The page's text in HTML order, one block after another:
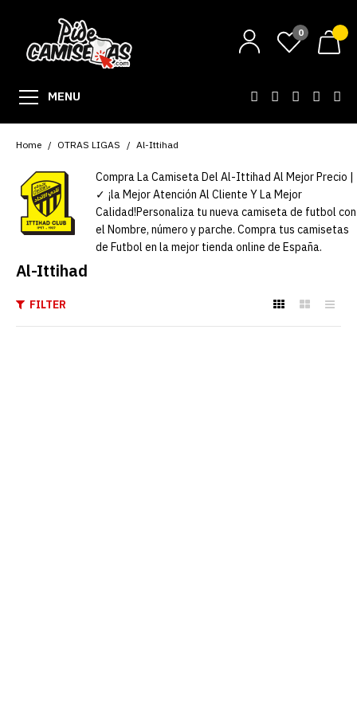
0
MENU
Home OTRAS LIGAS Al-Ittihad
Compra La Camiseta Del Al-Ittihad Al Mejor Precio |
✓ ¡la Mejor Atención Al Cliente Y La Mejor
Calidad!Personaliza tu nueva camiseta de futbol con
el Nombre, número y parche. Compra tus camisetas
de Futbol en la mejor tienda online de España.
Al-Ittihad
FILTER